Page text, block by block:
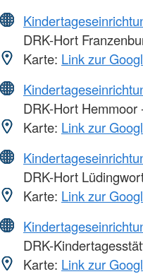
DRK-Hort
Karte: Link zur
DRK-Hort
Karte: Link zur
DRK-Hort
Karte: Link zur
DRK-
Karte: Link zur